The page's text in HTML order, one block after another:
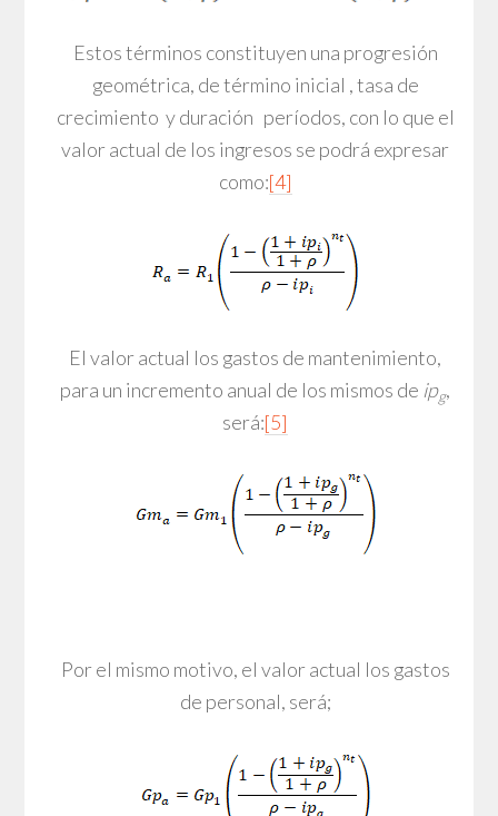
Estos términos constituyen una progresión
geométrica, de término inicial , tasa de
crecimiento y duración períodos, con lo que el
valor actual de los ingresos se podrá expresar
como:[4]
El valor actual los gastos de mantenimiento,
para un incremento anual de los mismos de ipg,
será:[5]
Por el mismo motivo, el valor actual los gastos
de personal, será;